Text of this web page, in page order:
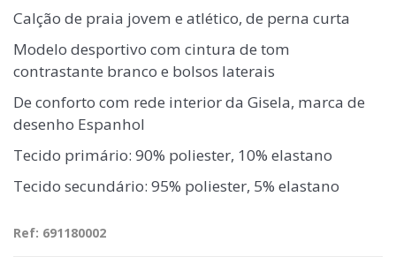
Calção de praia jovem e atlético, de perna curta
Modelo desportivo com cintura de tom
contrastante branco e bolsos laterais
De conforto com rede interior da Gisela, marca de
desenho Espanhol
Tecido primário: 90% poliester, 10% elastano
Tecido secundário: 95% poliester, 5% elastano
Ref: 691180002